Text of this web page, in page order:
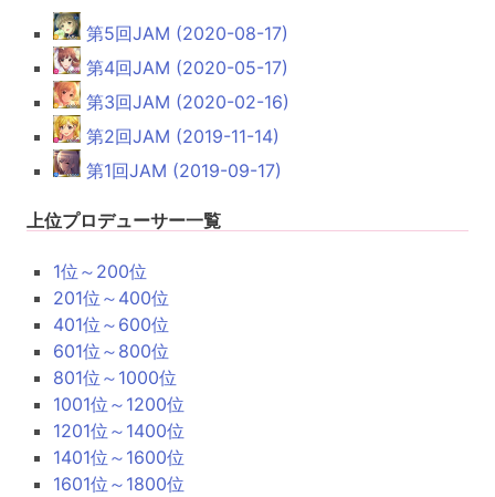
第5回JAM (2020-08-17)
第4回JAM (2020-05-17)
第3回JAM (2020-02-16)
第2回JAM (2019-11-14)
第1回JAM (2019-09-17)
上位プロデューサー一覧
1位～200位
201位～400位
401位～600位
601位～800位
801位～1000位
1001位～1200位
1201位～1400位
1401位～1600位
1601位～1800位